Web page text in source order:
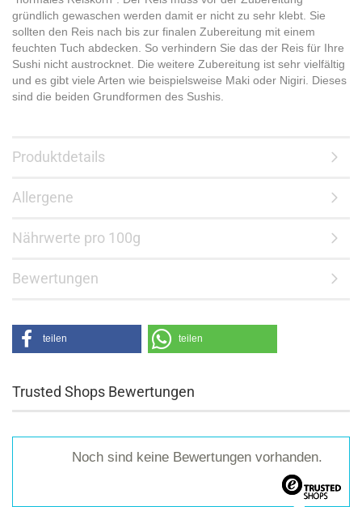
gründlich gewaschen werden damit er nicht zu sehr klebt. Sie
sollten den Reis nach bis zur finalen Zubereitung mit einem
feuchten Tuch abdecken. So verhindern Sie das der Reis für Ihre
Sushi nicht austrocknet. Die weitere Zubereitung ist sehr vielfältig
und es gibt viele Arten wie beispielsweise Maki oder Nigiri. Dieses
sind die beiden Grundformen des Sushis.
Produktdetails
Allergene
Nährwerte pro 100g
Bewertungen
teilen teilen
Trusted Shops Bewertungen
Noch sind keine Bewertungen vorhanden.